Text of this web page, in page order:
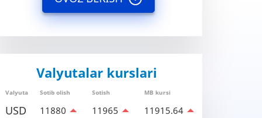
Valyutalar kurslari
Valyuta Sotib olish Sotish MB kursi
USD 11880 11965 11915.64